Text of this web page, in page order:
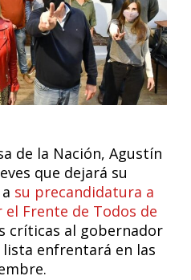
de la Nación, Agustín
que dejará su
su precandidatura a
Frente de Todos de
críticas al gobernador
enfrentará en las